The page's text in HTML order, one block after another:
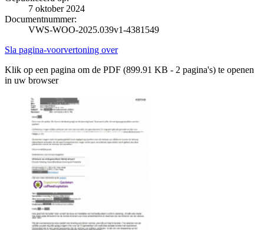
7 oktober 2024
Documentnummer:
VWS-WOO-2025.039v1-4381549
Sla pagina-voorvertoning over
Klik op een pagina om de PDF (899.91 KB - 2 pagina's) te openen
in uw browser